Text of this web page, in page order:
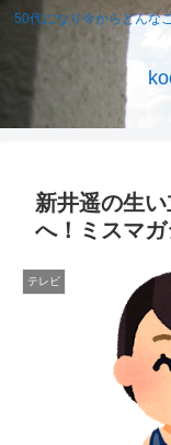
50代になり今からどんな
新井遥の生
へ！ミスマ
テレビ